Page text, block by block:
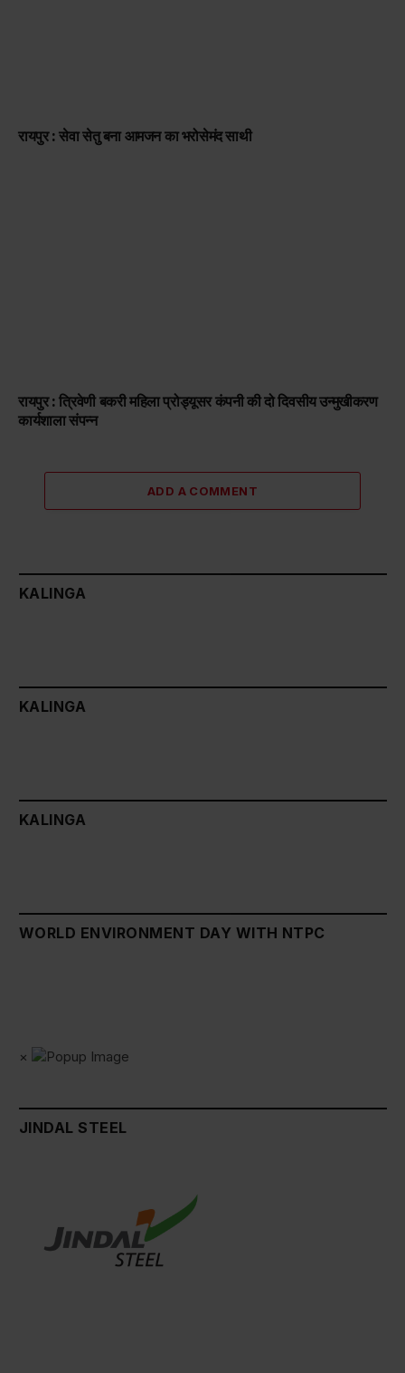
रायपुर : सेवा सेतु बना आमजन का भरोसेमंद साथी
रायपुर : त्रिवेणी बकरी महिला प्रोड्यूसर कंपनी की दो दिवसीय उन्मुखीकरण
कार्यशाला संपन्न
ADD A COMMENT
KALINGA
KALINGA
KALINGA
WORLD ENVIRONMENT DAY WITH NTPC
×
JINDAL STEEL